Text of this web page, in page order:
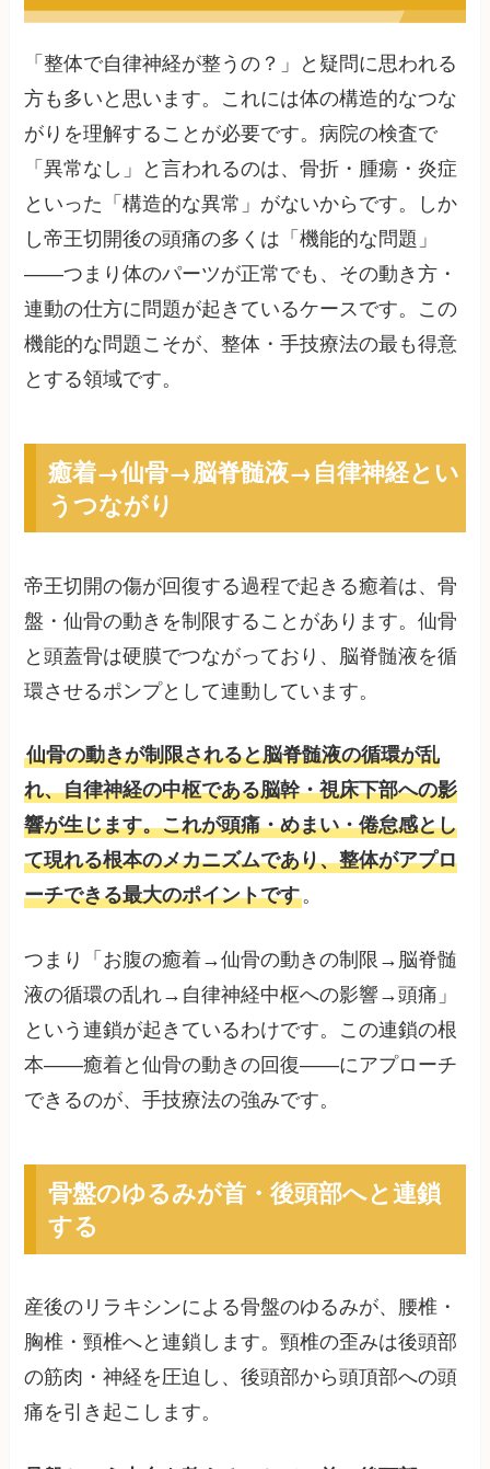
「整体で自律神経が整うの？」と疑問に思われる
方も多いと思います。これには体の構造的なつな
がりを理解することが必要です。病院の検査で
「異常なし」と言われるのは、骨折・腫瘍・炎症
といった「構造的な異常」がないからです。しか
し帝王切開後の頭痛の多くは「機能的な問題」
——つまり体のパーツが正常でも、その動き方・
連動の仕方に問題が起きているケースです。この
機能的な問題こそが、整体・手技療法の最も得意
とする領域です。
癒着→仙骨→脳脊髄液→自律神経とい
うつながり
帝王切開の傷が回復する過程で起きる癒着は、骨
盤・仙骨の動きを制限することがあります。仙骨
と頭蓋骨は硬膜でつながっており、脳脊髄液を循
環させるポンプとして連動しています。
仙骨の動きが制限されると脳脊髄液の循環が乱
れ、自律神経の中枢である脳幹・視床下部への影
響が生じます。これが頭痛・めまい・倦怠感とし
て現れる根本のメカニズムであり、整体がアプロ
ーチできる最大のポイントです。
つまり「お腹の癒着→仙骨の動きの制限→脳脊髄
液の循環の乱れ→自律神経中枢への影響→頭痛」
という連鎖が起きているわけです。この連鎖の根
本——癒着と仙骨の動きの回復——にアプローチ
できるのが、手技療法の強みです。
骨盤のゆるみが首・後頭部へと連鎖
する
産後のリラキシンによる骨盤のゆるみが、腰椎・
胸椎・頸椎へと連鎖します。頸椎の歪みは後頭部
の筋肉・神経を圧迫し、後頭部から頭頂部への頭
痛を引き起こします。